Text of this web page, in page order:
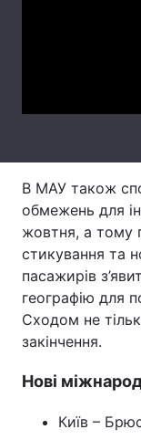
В МАУ також
обмежень для
жовтня, а тому
стикування та
пасажирів
географію для
Сходом не
закінчення.
Нові
Київ –